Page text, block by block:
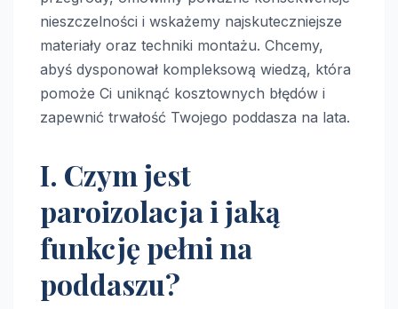
nieszczelności i wskażemy najskuteczniejsze
materiały oraz techniki montażu. Chcemy,
abyś dysponował kompleksową wiedzą, która
pomoże Ci uniknąć kosztownych błędów i
zapewnić trwałość Twojego poddasza na lata.
I. Czym jest
paroizolacja i jaką
funkcję pełni na
poddaszu?